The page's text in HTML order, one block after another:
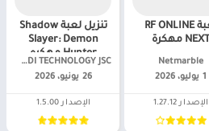
لعبة RF ONLINE
NEXT مهكرة
Netmarble‏
1 يوليو، 2026
الإصدار 1.27.12
تنزيل لعبة Shadow
Slayer: Demon
Hunter مهكره
ONDI TECHNOLOGY JSC‏
26 يونيو، 2026
الإصدار 1.5.00